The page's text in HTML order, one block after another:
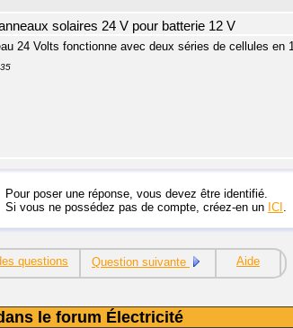
solaires 24 V pour batterie 12 V
24 Volts fonctionne avec deux séries de cellules
Pour poser une réponse, vous devez être identifié.
Si vous ne possédez pas de compte, créez-en un ICI .
questions Question suivante Aide
le forum Électricité